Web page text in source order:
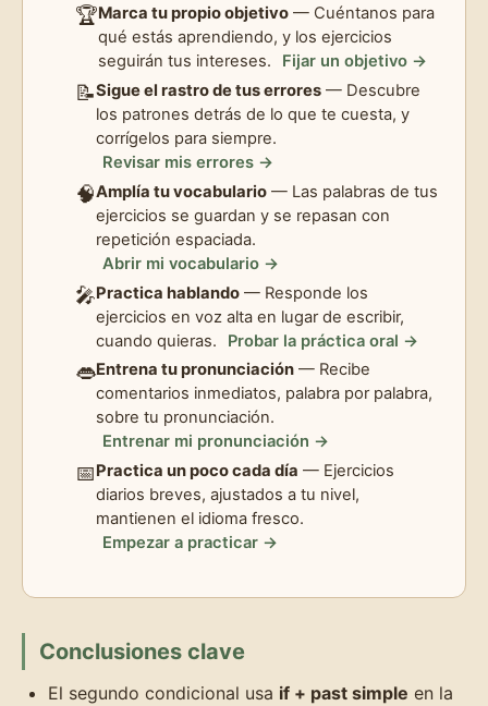
🏆Marca tu propio objetivo — Cuéntanos para
qué estás aprendiendo, y los ejercicios
seguirán tus intereses.
Fijar un objetivo →
📝Sigue el rastro de tus errores — Descubre
los patrones detrás de lo que te cuesta, y
corrígelos para siempre.
Revisar mis errores →
🧠Amplía tu vocabulario — Las palabras de tus
ejercicios se guardan y se repasan con
repetición espaciada.
Abrir mi vocabulario →
🎤Practica hablando — Responde los
ejercicios en voz alta en lugar de escribir,
cuando quieras.
Probar la práctica oral →
👄Entrena tu pronunciación — Recibe
comentarios inmediatos, palabra por palabra,
sobre tu pronunciación.
Entrenar mi pronunciación →
📅Practica un poco cada día — Ejercicios
diarios breves, ajustados a tu nivel,
mantienen el idioma fresco.
Empezar a practicar →
Conclusiones clave
El segundo condicional usa if + past simple en la